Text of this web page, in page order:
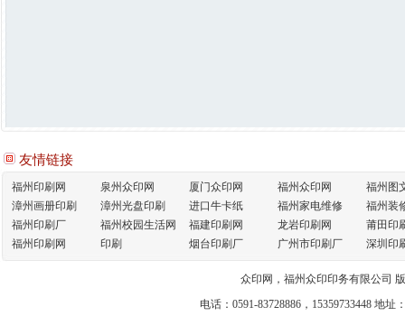
友情链接
福州印刷网 泉州众印网 厦门众印网 福州众印网
福州图
漳州画册印刷
漳州光盘印刷 进口牛卡纸 福州家电维修
福州装
福州印刷厂
福州校园生活网 福建印刷网 龙岩印刷网
莆田印
福州印刷网
印刷 烟台印刷厂 广州市印刷厂 深圳印
众印网，福州众印印务有限公司
电话：0591-83728886，15359733448 地